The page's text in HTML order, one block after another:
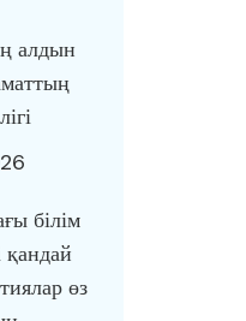
алдын
білім
қандай
өз